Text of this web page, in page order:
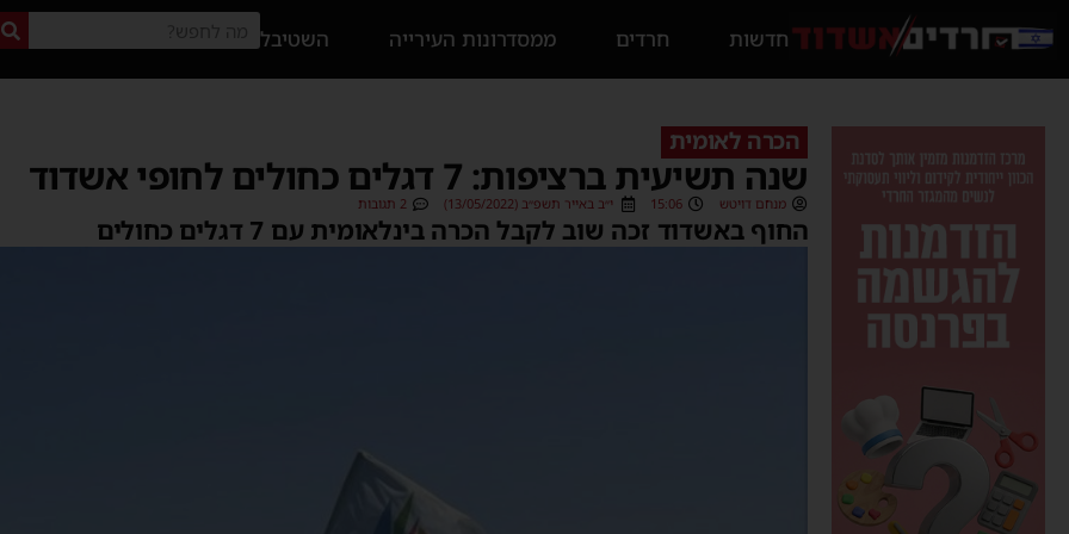
חדשות חרדים ממסדרונות העירייה השטיבל
הכרה לאומית
שנה תשיעית ברציפות: 7 דגלים כחולים לחופי אשדוד
מנחם דויטש 15:06 י״ב באייר תשפ״ב (13/05/2022) 2 תגובות
החוף באשדוד זכה שוב לקבל הכרה בינלאומית עם 7 דגלים כחולים